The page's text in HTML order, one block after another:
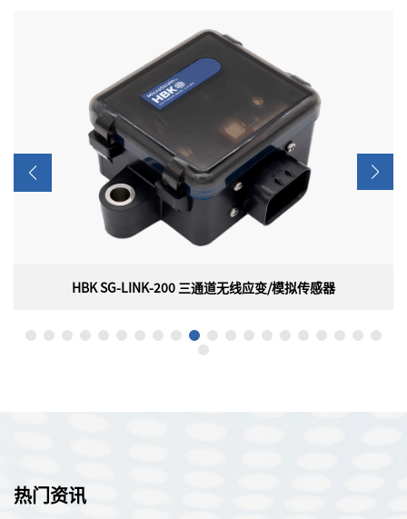
HBK SG-LINK-200 三通道无线应变/模拟传感器
HBK SG-LINK-200 三通道无线应变/模拟传感器
热门资讯